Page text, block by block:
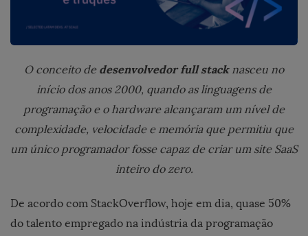
O conceito de desenvolvedor full stacknasceu no
início dos anos 2000, quando as linguagens de
programação e o hardware alcançaram um nível de
complexidade, velocidade e memória que permitiu que
um único programador fosse capaz de criar um site SaaS
inteiro do zero.
De acordo com StackOverflow, hoje em dia, quase 50%
do talento empregado na indústria da programação